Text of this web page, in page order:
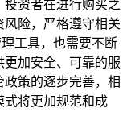
资者在进行购买之
险，严格遵守相关
工具，也需要不断
加安全、可靠的服
策的逐步完善，相
式将更加规范和成